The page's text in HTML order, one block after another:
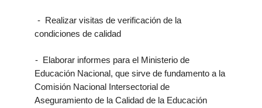
- Realizar visitas de verificación de la
condiciones de calidad
- Elaborar informes para el Ministerio de
Educación Nacional, que sirve de fundamento a la
Comisión Nacional Intersectorial de
Aseguramiento de la Calidad de la Educación